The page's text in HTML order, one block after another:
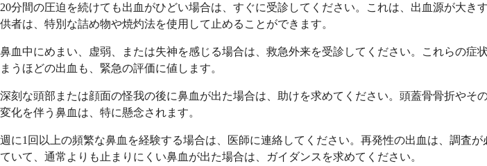
20分間の圧迫を続けても出血がひどい場合は、すぐに受診してください。これは、出血源が大
供者は、特別な詰め物や焼灼法を使用して止めることができます。
鼻血中にめまい、虚弱、または失神を感じる場合は、救急外来を受診してください。これらの
まうほどの出血も、緊急の評価に値します。
深刻な頭部または顔面の怪我の後に鼻血が出た場合は、助けを求めてください。頭蓋骨骨折や
変化を伴う鼻血は、特に懸念されます。
週に1回以上の頻繁な鼻血を経験する場合は、医師に連絡してください。再発性の出血は、調査
ていて、通常よりも止まりにくい鼻血が出た場合は、ガイダンスを求めてください。